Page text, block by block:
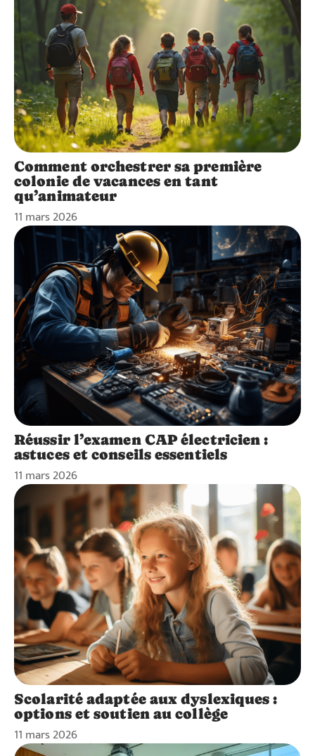
Comment orchestrer sa première
colonie de vacances en tant
qu’animateur
11 mars 2026
Réussir l’examen CAP électricien :
astuces et conseils essentiels
11 mars 2026
Scolarité adaptée aux dyslexiques :
options et soutien au collège
11 mars 2026